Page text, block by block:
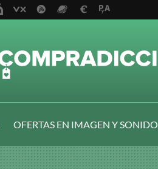
OFERTAS EN IMAGEN Y SONIDO